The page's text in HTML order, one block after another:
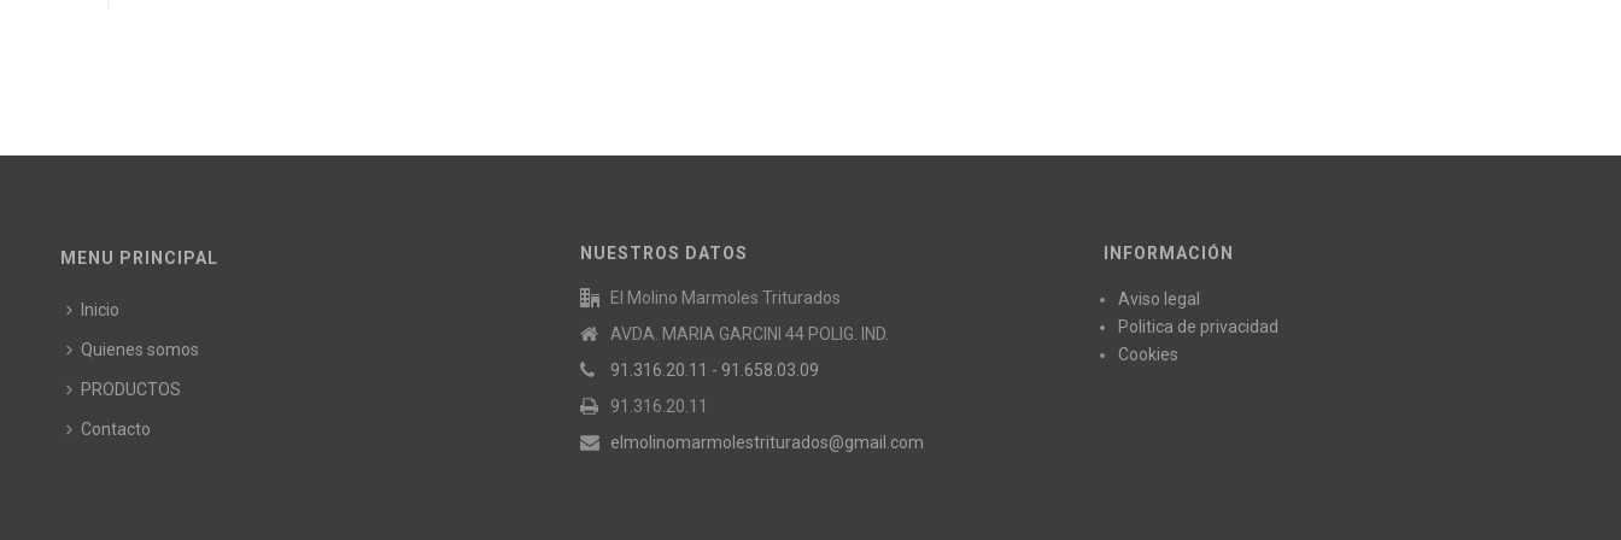
MENU PRINCIPAL
Inicio
Quienes somos
PRODUCTOS
Contacto
NUESTROS DATOS
El Molino Marmoles Triturados
AVDA. MARIA GARCINI 44 POLIG. IND.
91.316.20.11 - 91.658.03.09
91.316.20.11
elmolinomarmolestriturados@gmail.com
INFORMACIÓN
Aviso legal
Politica de privacidad
Cookies